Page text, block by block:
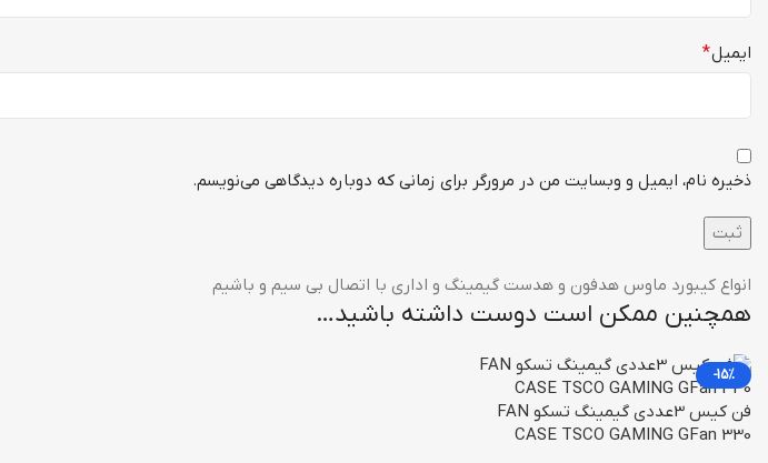
ایمیل*
ذخیره نام، ایمیل و وبسایت من در مرورگر برای زمانی که دوباره دیدگاهی می‌نویسم.
انواع کیبورد ماوس هدفون و هدست گیمینگ و اداری با اتصال بی سیم و باشیم
همچنین ممکن است دوست داشته باشید…
-15%
فن کیس 3عددی گیمینگ تسکو FAN
CASE TSCO GAMING GFan 330